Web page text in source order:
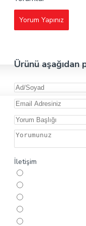
Yorum Yapınız
Ürünü
İletişim